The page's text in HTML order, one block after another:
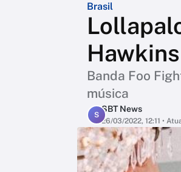
Brasil
Hawkins
Banda Foo
música
S
SBT News
26/03/2022, 12:11 •